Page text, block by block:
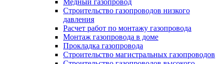
Медный газопровод
Строительство газопроводов низкого
давления
Расчет работ по монтажу газопровода
Монтаж газопровода в доме
Прокладка газопровода
Строительство магистральных газопроводов